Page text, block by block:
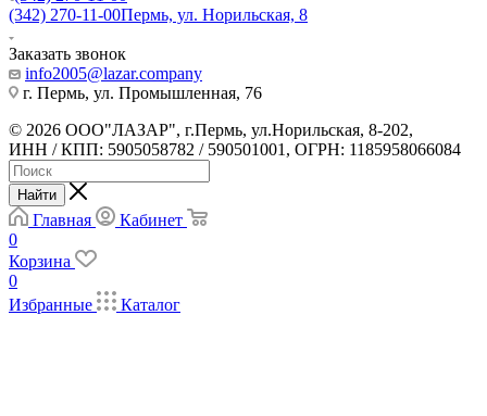
(342) 270-11-00Пермь, ул. Норильская, 8
Заказать звонок
info2005@lazar.company
г. Пермь, ул. Промышленная, 76
© 2026 ООО"ЛАЗАР", г.Пермь, ул.Норильская, 8-202,
ИНН / КПП: 5905058782 / 590501001, ОГРН: 1185958066084
Найти
Главная
Кабинет
0
Корзина
0
Избранные
Каталог